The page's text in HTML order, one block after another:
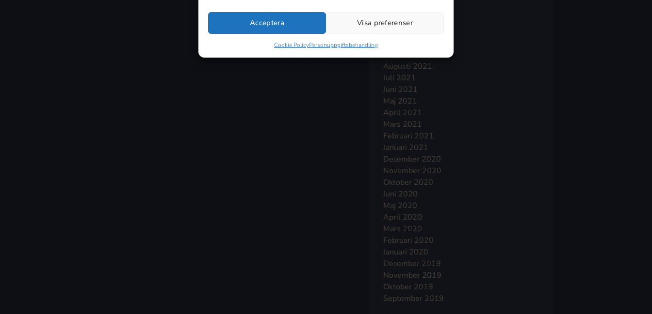
Acceptera Visa preferenser
Cookie PolicyPersonuppgiftsbehandling
December 2021
Augusti 2021
Juli 2021
Juni 2021
Maj 2021
April 2021
Mars 2021
Februari 2021
Januari 2021
December 2020
November 2020
Oktober 2020
Juni 2020
Maj 2020
April 2020
Mars 2020
Februari 2020
Januari 2020
December 2019
November 2019
Oktober 2019
September 2019